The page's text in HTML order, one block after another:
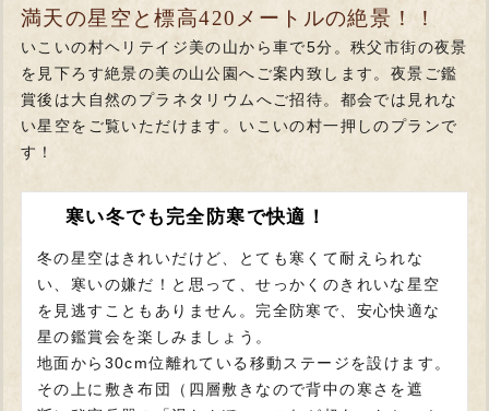
満天の星空と標高420メートルの絶景！！
いこいの村ヘリテイジ美の山から車で5分。秩父市街の夜景
を見下ろす絶景の美の山公園へご案内致します。夜景ご鑑
賞後は大自然のプラネタリウムへご招待。都会では見れな
い星空をご覧いただけます。いこいの村一押しのプランで
す！
寒い冬でも完全防寒で快適！
冬の星空はきれいだけど、とても寒くて耐えられな
い、寒いの嫌だ！と思って、せっかくのきれいな星空
を見逃すこともありません。完全防寒で、安心快適な
星の鑑賞会を楽しみましょう。
地面から30cm位離れている移動ステージを設けます。
その上に敷き布団（四層敷きなので背中の寒さを遮